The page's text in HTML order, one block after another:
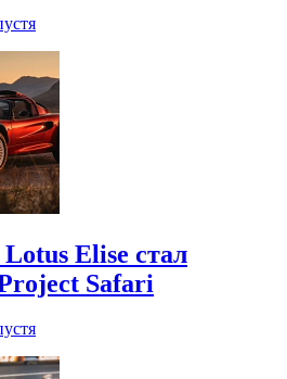
Elise стал
Safari